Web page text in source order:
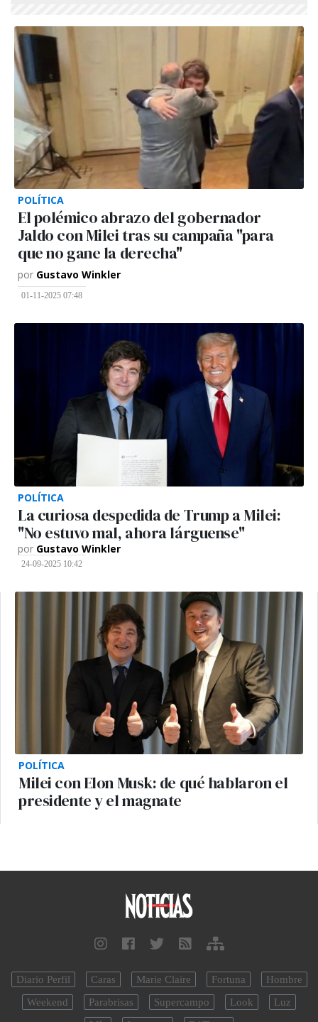
POLÍTICA
El polémico abrazo del gobernador
Jaldo con Milei tras su campaña "para
que no gane la derecha"
por Gustavo Winkler
01-11-2025 07:48
POLÍTICA
La curiosa despedida de Trump a Milei:
"No estuvo mal, ahora lárguense"
por Gustavo Winkler
24-09-2025 10:42
POLÍTICA
Milei con Elon Musk: de qué hablaron el
presidente y el magnate
Diario Perfil Caras Marie Claire Fortuna
Hombre
Weekend
Parabrisas Supercampo Look
Luz